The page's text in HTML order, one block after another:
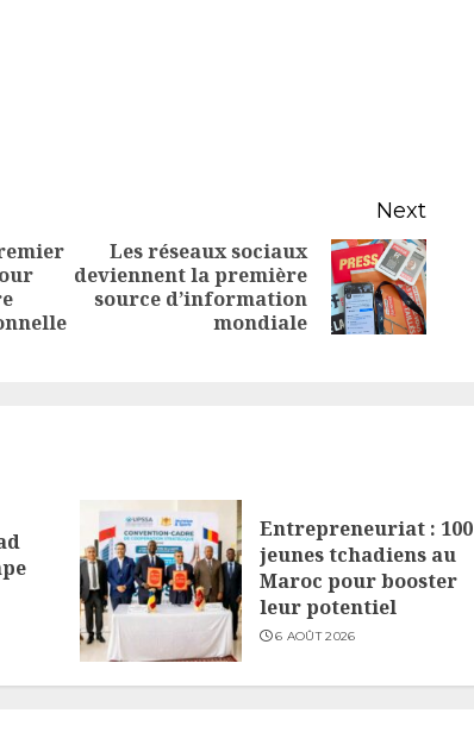
Previous
post:
Next
Next
post:
Les réseaux sociaux
deviennent la première
source d’information
mondiale
Entrepreneuriat : 100
jeunes tchadiens au
Maroc pour booster
leur potentiel
6 AOÛT 2026